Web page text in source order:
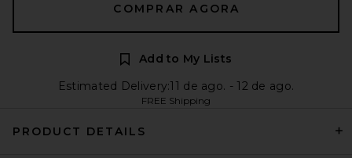
COMPRAR AGORA
Add to My Lists
Estimated Delivery:11 de ago. - 12 de ago.
FREE Shipping
PRODUCT DETAILS